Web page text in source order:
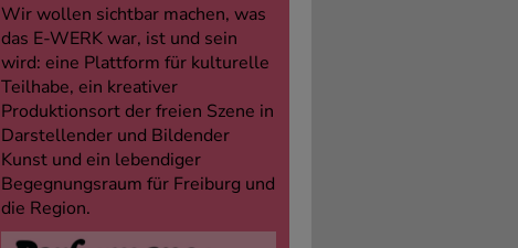
Wir wollen sichtbar machen, was
das E-WERK war, ist und sein
wird: eine Plattform für kulturelle
Teilhabe, ein kreativer
Produktionsort der freien Szene in
Darstellender und Bildender
Kunst und ein lebendiger
Begegnungsraum für Freiburg und
die Region.